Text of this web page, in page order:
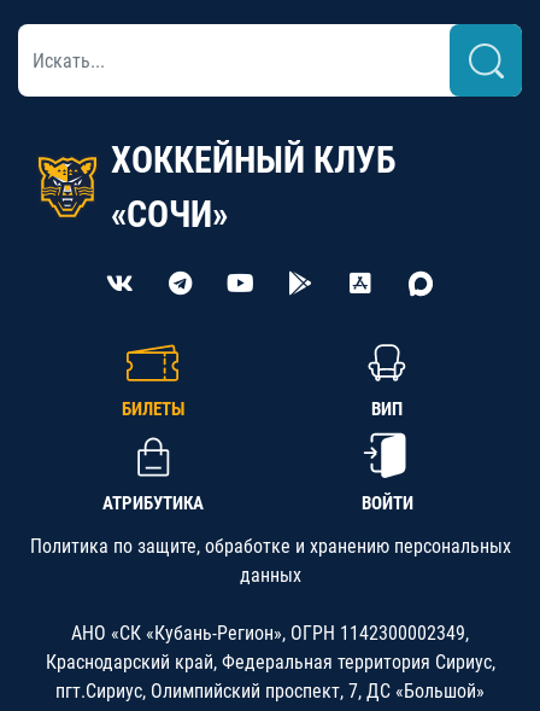
ХОККЕЙНЫЙ КЛУБ
«СОЧИ»
БИЛЕТЫ ВИП
АТРИБУТИКА ВОЙТИ
Политика по защите, обработке и хранению персональных
данных
АНО «СК «Кубань-Регион», ОГРН 1142300002349,
Краснодарский край, Федеральная территория Сириус,
пгт.Сириус, Олимпийский проспект, 7, ДС «Большой»